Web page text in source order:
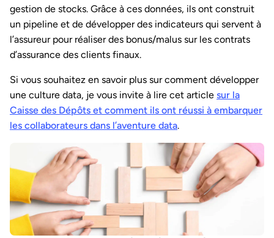
gestion de stocks. Grâce à ces données, ils ont construit
un pipeline et de développer des indicateurs qui servent à
l’assureur pour réaliser des bonus/malus sur les contrats
d’assurance des clients finaux.
Si vous souhaitez en savoir plus sur comment développer
une culture data, je vous invite à lire cet article sur la
Caisse des Dépôts et comment ils ont réussi à embarquer
les collaborateurs dans l’aventure data.